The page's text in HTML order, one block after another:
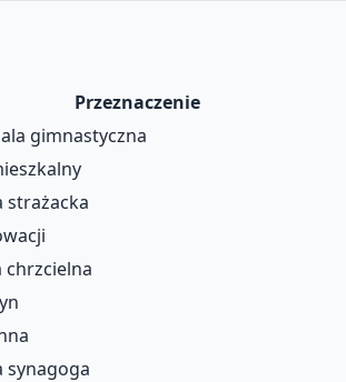
Przeznaczenie
gimnastyczna
strażacka
chrzcielna
synagoga